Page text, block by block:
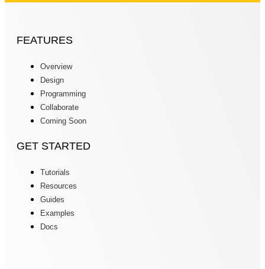
FEATURES
Overview
Design
Programming
Collaborate
Coming Soon
GET STARTED
Tutorials
Resources
Guides
Examples
Docs